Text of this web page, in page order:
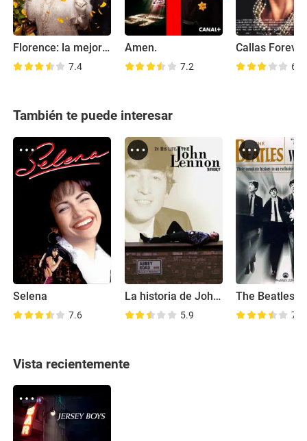
Florence: la mejor peor de todas
7.4
Amen.
7.2
Callas Forever
6.4
También te puede interesar
Selena
7.6
La historia de John Lennon
5.9 7.0
Vista recientemente